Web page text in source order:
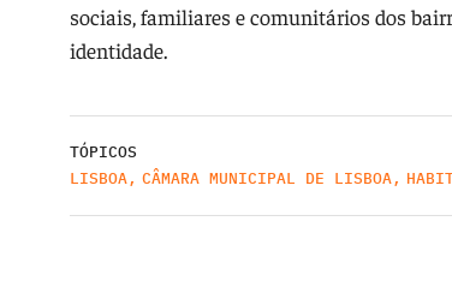
sociais, familiares e comunitários dos
identidade.
TÓPICOS
LISBOA, CÂMARA MUNICIPAL DE LISBOA,